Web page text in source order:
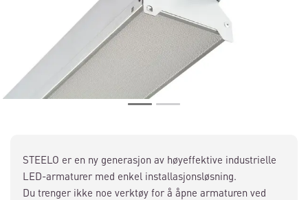
STEELO er en ny generasjon av høyeffektive industrielle
LED-armaturer med enkel installasjonsløsning.
Du trenger ikke noe verktøy for å åpne armaturen ved